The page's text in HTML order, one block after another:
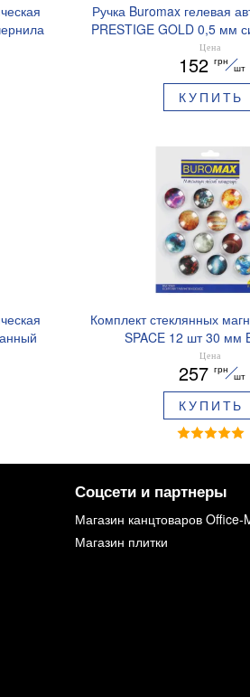
Ручка Buromax гелевая
PRESTIGE GOLD 0,5 мм
BM.83101
Цена
152 грн
шт
КУПИТЬ
Комплект стеклянных
SPACE 12 шт 30 мм
Цена
257 грн
шт
КУПИТЬ
Соцсети и партнеры
Магазин канцтоваров Office-
Магазин плитки